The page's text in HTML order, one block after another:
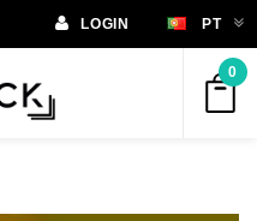
LOGIN PT
0